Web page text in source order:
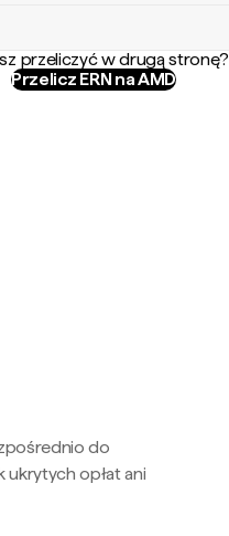
przeliczyć w drugą stronę?
Przelicz ERN na AMD
do
ukrytych opłat ani